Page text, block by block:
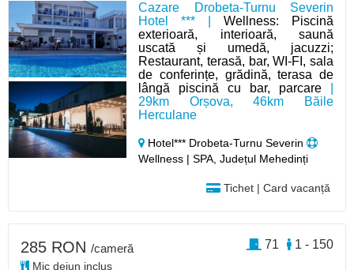
Cazare Drobeta-Turnu Severin
Hotel *** |Wellness: Piscină
exterioară, interioară, saună
uscată și umedă, jacuzzi;
Restaurant, terasă, bar, WI-FI, sala
de conferințe, grădină, terasa de
lângă piscină cu bar, parcare
29km Orșova, 46km Băile
Herculane
Hotel*** Drobeta-Turnu Severin
Wellness | SPA, Județul Mehedinți
Tichet | Card vacanță
285 RON /cameră
Mic dejun inclus
1 - 150
71